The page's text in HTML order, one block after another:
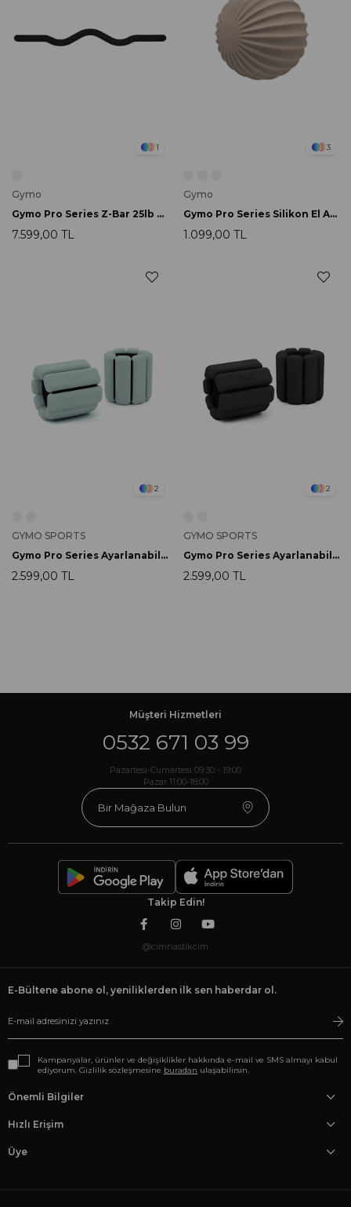
1
Gymo
Gymo Pro Series Z-Bar 25lb Ağırlık Halter Siyah
7.599,00 TL
3
Gymo
Gymo Pro Series Silikon El Ağırlığı 1.5kg Toprak
1.099,00 TL
2
GYMO SPORTS
Gymo Pro Series Ayarlanabilir Silikon Bilek Ağırlığı 2x1kg Nane Yeşili
2.599,00 TL
2
GYMO SPORTS
Gymo Pro Series Ayarlanabilir Silikon Bilek Ağırlığı 2x1kg Siyah
2.599,00 TL
Müşteri Hizmetleri
0532 671 03 99
Pazartesi-Cumartesi 09:30 - 19:00
Pazar 11:00-18:00
Bir Mağaza Bulun
Takip Edin!
@cimnastikcim
E-Bültene abone ol, yeniliklerden ilk sen haberdar ol.
Kampanyalar, ürünler ve değişiklikler hakkında e-mail ve SMS almayı kabul
ediyorum. Gizlilik sözleşmesine buradan ulaşabilirsin.
Önemli Bilgiler
Hızlı Erişim
Üye